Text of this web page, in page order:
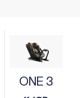
ONE 3